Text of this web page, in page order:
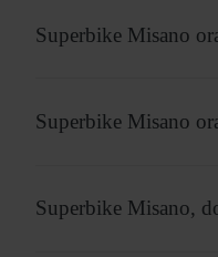
Superbike Misano
Superbike Misano
Superbike Misano,